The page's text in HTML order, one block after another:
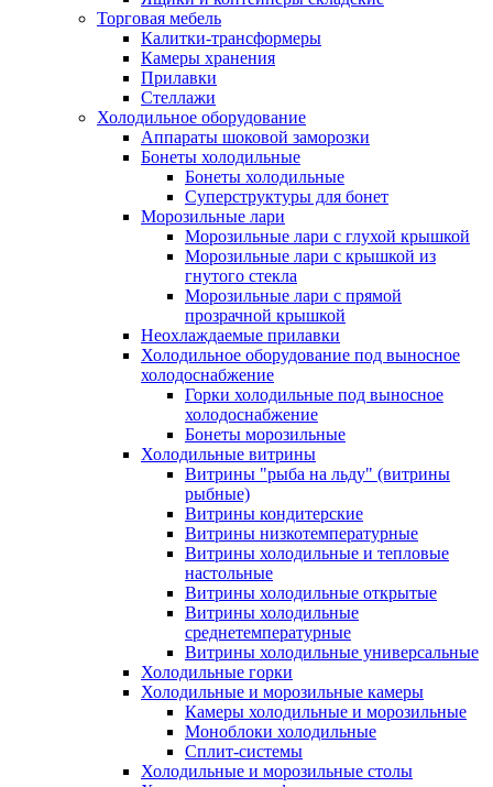
Торговая мебель
Калитки-трансформеры
Камеры хранения
Прилавки
Стеллажи
Холодильное оборудование
Аппараты шоковой заморозки
Бонеты холодильные
Бонеты холодильные
Суперструктуры для бонет
Морозильные лари
Морозильные лари с глухой крышкой
Морозильные лари с крышкой из
гнутого стекла
Морозильные лари с прямой
прозрачной крышкой
Неохлаждаемые прилавки
Холодильное оборудование под выносное
холодоснабжение
Горки холодильные под выносное
холодоснабжение
Бонеты морозильные
Холодильные витрины
Витрины "рыба на льду" (витрины
рыбные)
Витрины кондитерские
Витрины низкотемпературные
Витрины холодильные и тепловые
настольные
Витрины холодильные открытые
Витрины холодильные
среднетемпературные
Витрины холодильные универсальные
Холодильные горки
Холодильные и морозильные камеры
Камеры холодильные и морозильные
Моноблоки холодильные
Сплит-системы
Холодильные и морозильные столы